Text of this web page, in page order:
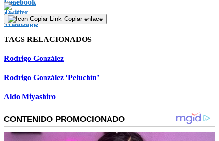
Copiar enlace
TAGS RELACIONADOS
Rodrigo González
Rodrigo González ‘Peluchín’
Aldo Miyashiro